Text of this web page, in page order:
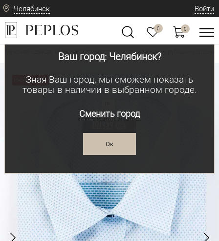
Челябинск
Ваш город: Челябинск?
Зная Ваш город, мы сможем показать
товары в наличии в выбранном городе.
Сменить город
Ок
Войти
0 0
Мужская одежда: классическая и современная Мужские рубашки | сорочки
Распродажа